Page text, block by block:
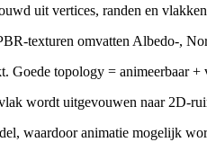
uit vertices, randen en
texturen omvatten Albedo-,
Goede topology = animeerbaar +
wordt uitgevouwen naar 2D-
waardoor animatie mogelijk